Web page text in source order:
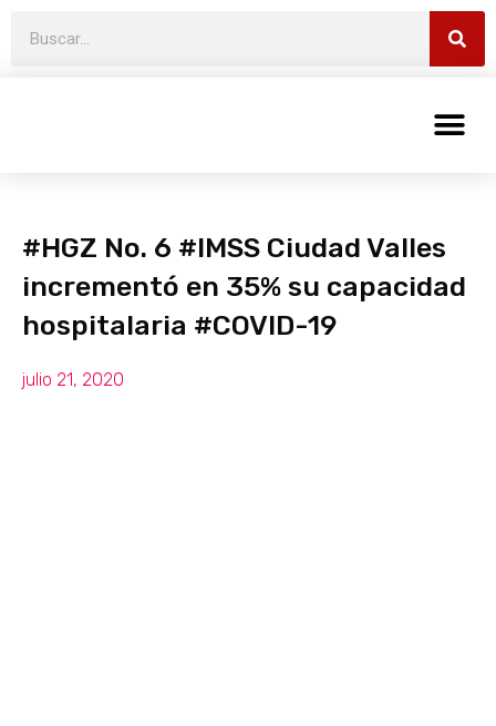
#HGZ No. 6 #IMSS Ciudad Valles
incrementó en 35% su capacidad
hospitalaria #COVID-19
julio 21, 2020